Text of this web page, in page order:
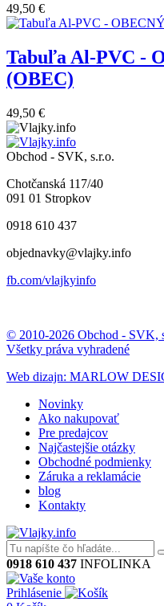
49,50 €
Tabuľa Al-PVC -
(OBEC)
49,50 €
Obchod - SVK, s.r.o.
Chotčanská 117/40
091 01 Stropkov
0918 610 437
objednavky@vlajky.info
fb.com/vlajkyinfo
© 2010-2026 Obchod - SVK,
Všetky práva vyhradené
Web dizajn: MARLOW
Novinky
Ako nakupovať
Pre predajcov
Najčastejšie otázky
Obchodné podmienky
Záruka a reklamácie
blog
Kontakty
0918 610 437 INFOLINKA
Prihlásenie